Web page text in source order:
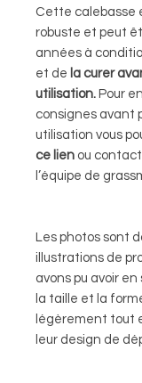
Cette calebasse
robuste et peut
années à
et de la curer
utilisation. Pour
consignes avant
utilisation vous
ce lien ou
l’équipe de
Les photos sont
illustrations de
avons pu avoir en
la taille et la
légèrement tout
leur design de